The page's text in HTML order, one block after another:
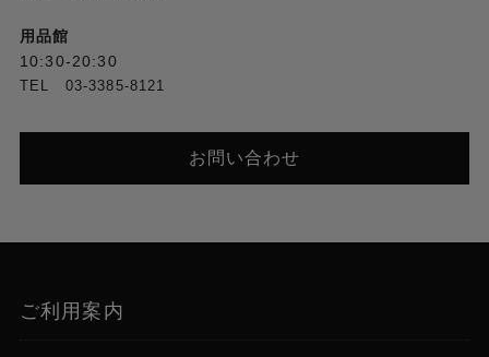
用品館
10:30-20:30
TEL 03-3385-8121
お問い合わせ
ご利用案内